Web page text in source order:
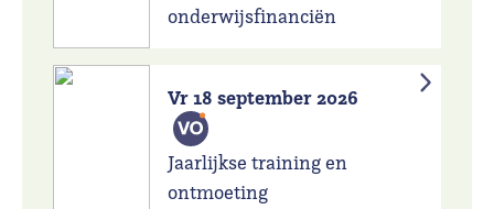
onderwijsfinanciën
Vr 18 september 2026
Jaarlijkse training en
ontmoeting